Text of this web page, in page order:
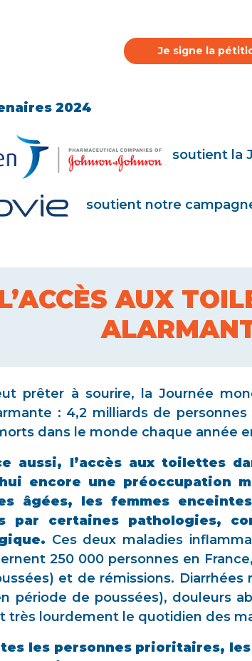
Je signe la
2024
soutient la
soutient notre
AUX
prêter à sourire, la Journée
: 4,2 milliards de
dans le monde chaque année
aussi, l’accès aux toilettes
encore une préoccupation
âgées, les femmes
par certaines pathologies,
Ces deux maladies
250 000 personnes en
et de rémissions.
période de poussées), douleurs
très lourdement le quotidien des
les personnes prioritaires,